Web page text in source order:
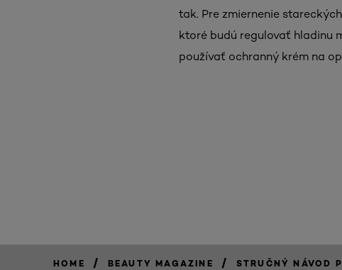
tak. Pre zmiernenie
ktoré budú regulovať hladinu
používať ochranný krém na
HOME / BEAUTY MAGAZINE / STRUČNÝ NÁVOD